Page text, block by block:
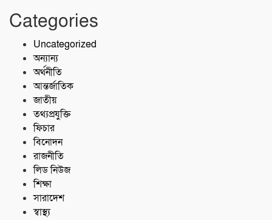
Categories
Uncategorized
অন্যান্য
অর্থনীতি
আন্তর্জাতিক
জাতীয়
তথ্যপ্রযুক্তি
ফিচার
বিনোদন
রাজনীতি
লিড নিউজ
শিক্ষা
সারাদেশ
স্বাস্থ্য